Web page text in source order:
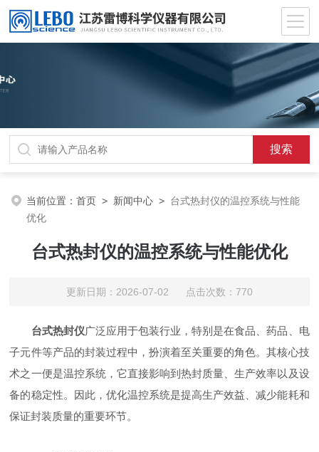
当前位置：首页 > 新闻中心 > 台式热封仪的温控系统与性能
优化
台式热封仪的温控系统与性能优化
更新日期：2026-07-02 点击次数：770
台式热封仪广泛应用于包装行业，特别是在食品、药品、电
子元件等产品的封装过程中，扮演着至关重要的角色。其核心技
术之一便是温控系统，它直接影响到热封质量、生产效率以及设
备的稳定性。因此，优化温控系统是提高生产效益、减少能耗和
保证封装质量的重要环节。